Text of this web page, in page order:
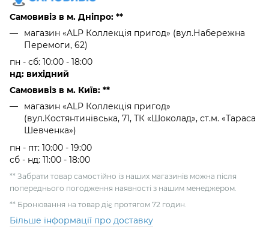
Самовивіз в м. Дніпро: **
магазин «ALP Коллекція пригод» (вул.Набережна
Перемоги, 62)
пн - сб: 10:00 - 18:00
нд: вихідний
Самовивіз в м. Київ: **
магазин «ALP Коллекція пригод»
(вул.Костянтинівська, 71, ТК «Шоколад», ст.м. «Тараса
Шевченка»)
пн - пт: 10:00 - 19:00
сб - нд: 11:00 - 18:00
** Забрати товар самостійно із наших магазинів можна після
попереднього погодження наявності з нашим менеджером.
** Бронювання на товар діє протягом 72 годин.
Більше інформації про доставку